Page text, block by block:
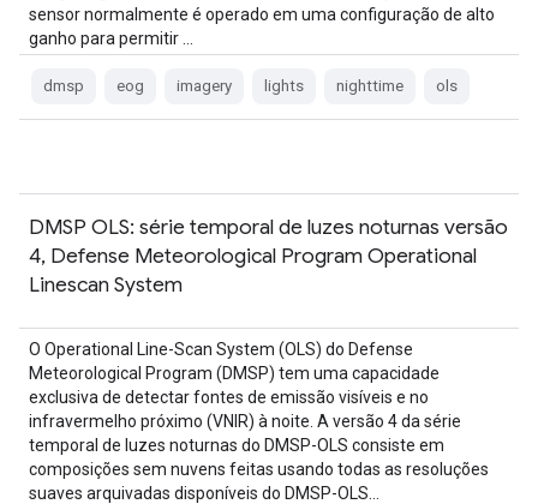
sensor normalmente é operado em uma configuração de alto
ganho para permitir …
dmsp eog imagery lights nighttime ols
DMSP OLS: série temporal de luzes noturnas versão
4, Defense Meteorological Program Operational
Linescan System
O Operational Line-Scan System (OLS) do Defense
Meteorological Program (DMSP) tem uma capacidade
exclusiva de detectar fontes de emissão visíveis e no
infravermelho próximo (VNIR) à noite. A versão 4 da série
temporal de luzes noturnas do DMSP-OLS consiste em
composições sem nuvens feitas usando todas as resoluções
suaves arquivadas disponíveis do DMSP-OLS…